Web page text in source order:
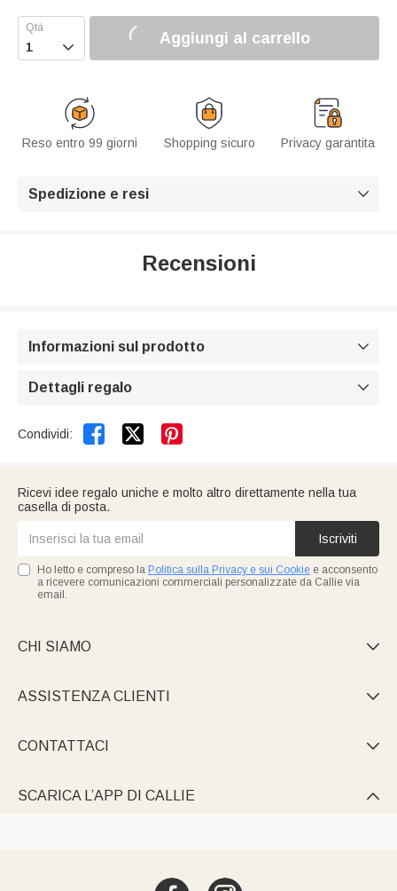
 Aggiungi al carrello
Reso entro 99 giorni Shopping sicuro Privacy garantita
Spedizione e resi 
Recensioni
Informazioni sul prodotto 
Dettagli regalo 
Condividi:  
Ricevi idee regalo uniche e molto altro direttamente nella tua
casella di posta.
Iscriviti
Ho letto e compreso la Politica sulla Privacy e sui Cookie e acconsento
a ricevere comunicazioni commerciali personalizzate da Callie via
email.
CHI SIAMO 
ASSISTENZA CLIENTI 
CONTATTACI 
SCARICA L’APP DI CALLIE 